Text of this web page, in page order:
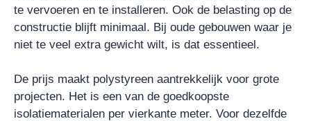
te vervoeren en te installeren. Ook de belasting op de
constructie blijft minimaal. Bij oude gebouwen waar je
niet te veel extra gewicht wilt, is dat essentieel.
De prijs maakt polystyreen aantrekkelijk voor grote
projecten. Het is een van de goedkoopste
isolatiematerialen per vierkante meter. Voor dezelfde